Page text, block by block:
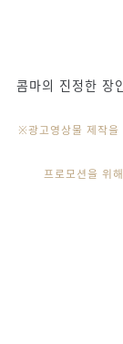
콤마의 진정한 장
※광고영상물 제작을
프로모션을 위